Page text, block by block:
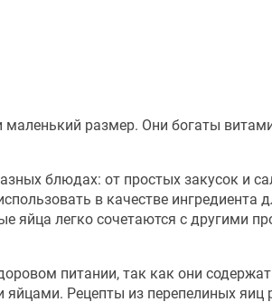
маленький размер. Они богаты
блюдах: от простых закусок и
в качестве ингредиента
яйца легко сочетаются с другими
питании, так как они
Рецепты из перепелиных